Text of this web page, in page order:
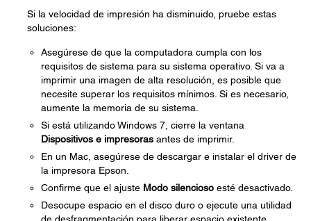
Si la velocidad de impresión ha disminuido, pruebe estas
soluciones:
Asegúrese de que la computadora cumpla con los
requisitos de sistema para su sistema operativo. Si va a
imprimir una imagen de alta resolución, es posible que
necesite superar los requisitos mínimos. Si es necesario,
aumente la memoria de su sistema.
Si está utilizando Windows 7, cierre la ventana
Dispositivos e impresoras antes de imprimir.
En un Mac, asegúrese de descargar e instalar el driver de
la impresora Epson.
Confirme que el ajuste Modo silencioso esté desactivado.
Desocupe espacio en el disco duro o ejecute una utilidad